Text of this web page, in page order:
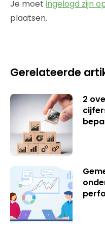
Je moet ingelogd zijn
plaatsen.
Gerelateerde
2